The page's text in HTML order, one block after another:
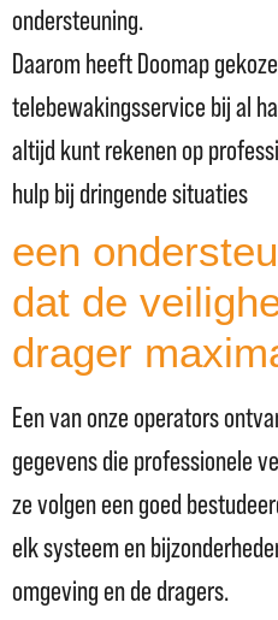
ondersteuning.
Daarom heeft Doomap
telebewakingsservice bij al
altijd kunt rekenen op
hulp bij dringende situaties
een
dat de
drager
Een van onze operators
gegevens die professionele
ze volgen een goed
elk systeem en
omgeving en de dragers.